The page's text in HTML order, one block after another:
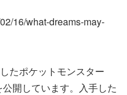
16/what-dreams-may-
たポケットモンスター
開しています。入手した